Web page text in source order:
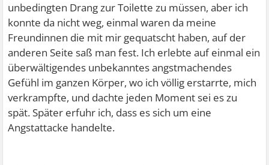
unbedingten Drang zur Toilette zu müssen, aber ich
konnte da nicht weg, einmal waren da meine
Freundinnen die mit mir gequatscht haben, auf der
anderen Seite saß man fest. Ich erlebte auf einmal ein
überwältigendes unbekanntes angstmachendes
Gefühl im ganzen Körper, wo ich völlig erstarrte, mich
verkrampfte, und dachte jeden Moment sei es zu
spät. Später erfuhr ich, dass es sich um eine
Angstattacke handelte.